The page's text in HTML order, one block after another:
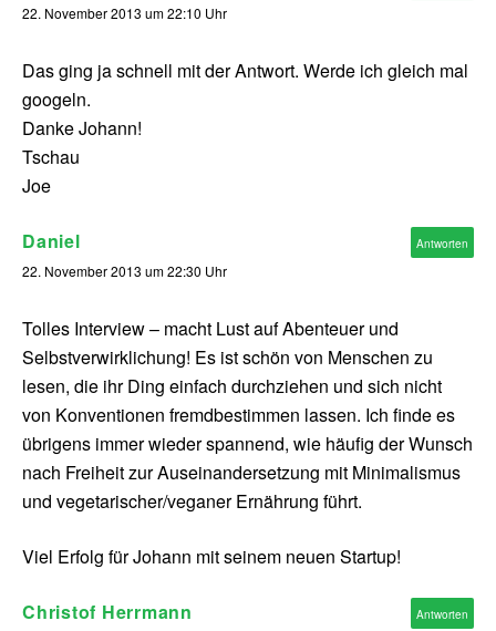
22. November 2013 um 22:10 Uhr
Das ging ja schnell mit der Antwort. Werde ich gleich mal
googeln.
Danke Johann!
Tschau
Joe
Daniel
22. November 2013 um 22:30 Uhr
Tolles Interview – macht Lust auf Abenteuer und
Selbstverwirklichung! Es ist schön von Menschen zu
lesen, die ihr Ding einfach durchziehen und sich nicht
von Konventionen fremdbestimmen lassen. Ich finde es
übrigens immer wieder spannend, wie häufig der Wunsch
nach Freiheit zur Auseinandersetzung mit Minimalismus
und vegetarischer/veganer Ernährung führt.
Viel Erfolg für Johann mit seinem neuen Startup!
Antworten
Christof Herrmann Antworten